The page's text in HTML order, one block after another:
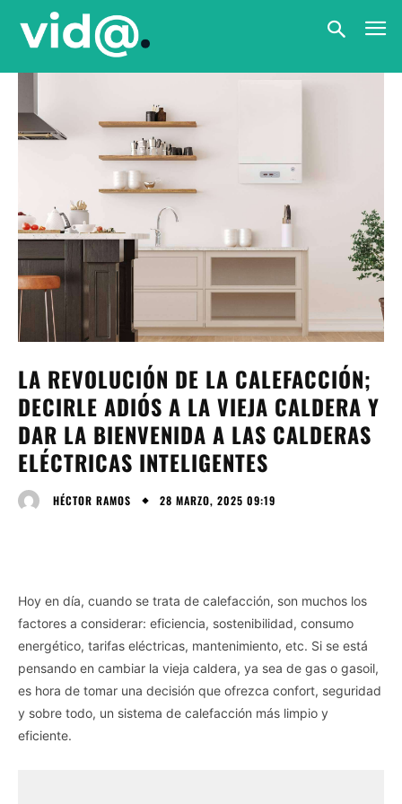
LA REVOLUCIÓN DE LA CALEFACCIÓN;
DECIRLE ADIÓS A LA VIEJA CALDERA Y
DAR LA BIENVENIDA A LAS CALDERAS
ELÉCTRICAS INTELIGENTES
HÉCTOR RAMOS 28 MARZO, 2025 09:19
Hoy en día, cuando se trata de calefacción, son muchos los
factores a considerar: eficiencia, sostenibilidad, consumo
energético, tarifas eléctricas, mantenimiento, etc. Si se está
pensando en cambiar la vieja caldera, ya sea de gas o gasoil,
es hora de tomar una decisión que ofrezca confort, seguridad
y sobre todo, un sistema de calefacción más limpio y
eficiente.